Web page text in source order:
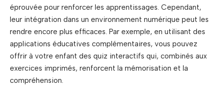
éprouvée pour renforcer les apprentissages. Cependant,
leur intégration dans un environnement numérique peut les
rendre encore plus efficaces. Par exemple, en utilisant des
applications éducatives complémentaires, vous pouvez
offrir à votre enfant des quiz interactifs qui, combinés aux
exercices imprimés, renforcent la mémorisation et la
compréhension.